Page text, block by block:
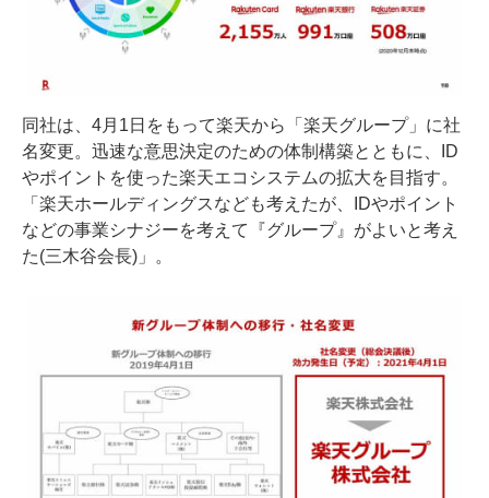
同社は、4月1日をもって楽天から「楽天グループ」に社
名変更。迅速な意思決定のための体制構築とともに、ID
やポイントを使った楽天エコシステムの拡大を目指す。
「楽天ホールディングスなども考えたが、IDやポイント
などの事業シナジーを考えて『グループ』がよいと考え
た(三木谷会長)」。